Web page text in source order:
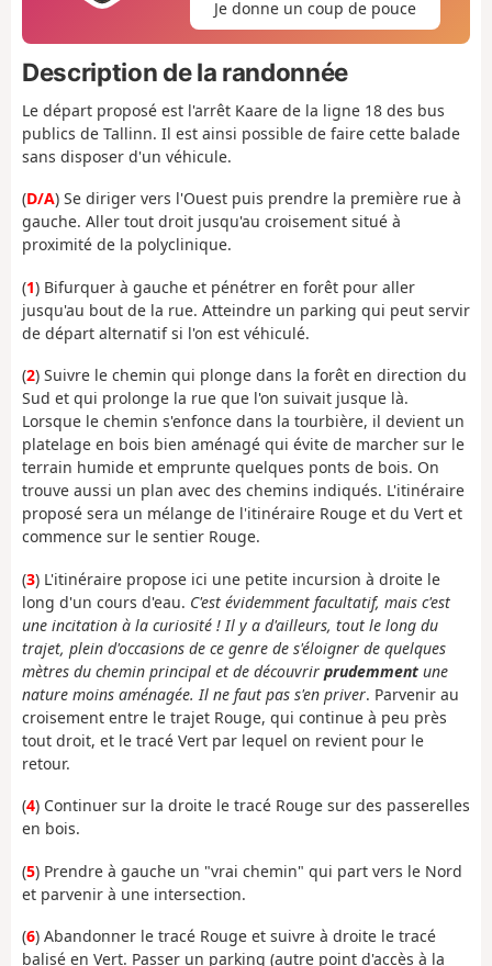
Je donne un coup de pouce
Description de la randonnée
Le départ proposé est l'arrêt Kaare de la ligne 18 des bus
publics de Tallinn. Il est ainsi possible de faire cette balade
sans disposer d'un véhicule.
(D/A) Se diriger vers l'Ouest puis prendre la première rue à
gauche. Aller tout droit jusqu'au croisement situé à
proximité de la polyclinique.
(1) Bifurquer à gauche et pénétrer en forêt pour aller
jusqu'au bout de la rue. Atteindre un parking qui peut servir
de départ alternatif si l'on est véhiculé.
(2) Suivre le chemin qui plonge dans la forêt en direction du
Sud et qui prolonge la rue que l'on suivait jusque là.
Lorsque le chemin s'enfonce dans la tourbière, il devient un
platelage en bois bien aménagé qui évite de marcher sur le
terrain humide et emprunte quelques ponts de bois. On
trouve aussi un plan avec des chemins indiqués. L'itinéraire
proposé sera un mélange de l'itinéraire Rouge et du Vert et
commence sur le sentier Rouge.
(3) L'itinéraire propose ici une petite incursion à droite le
long d'un cours d'eau. C'est évidemment facultatif, mais c'est
une incitation à la curiosité ! Il y a d'ailleurs, tout le long du
trajet, plein d'occasions de ce genre de s'éloigner de quelques
mètres du chemin principal et de découvrir prudemment une
nature moins aménagée. Il ne faut pas s'en priver. Parvenir au
croisement entre le trajet Rouge, qui continue à peu près
tout droit, et le tracé Vert par lequel on revient pour le
retour.
(4) Continuer sur la droite le tracé Rouge sur des passerelles
en bois.
(5) Prendre à gauche un "vrai chemin" qui part vers le Nord
et parvenir à une intersection.
(6) Abandonner le tracé Rouge et suivre à droite le tracé
balisé en Vert. Passer un parking (autre point d'accès à la